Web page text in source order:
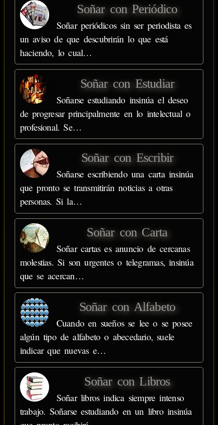
Soñar con Periódico
Soñar periódicos sin ser periodista es
un aviso de que descubrirán lo que está
haciendo, lo cual…
Soñar con Estudiar
Soñarse estudiando insinúa el deseo
de progresar principalmente en lo intelectual o
profesional. Se…
Soñar con Escribir
Soñarse escribiendo una carta insinúa
que pronto se transmitirán noticias a otras
personas. Si la…
Soñar con Carta
Soñar cartas es anuncio de cercanas
molestias. Si son urgentes o telegramas, insinúa
que se acercan…
Soñar con Alfabeto
Cuando en sueños se lee o se posee
algún tipo de alfabeto o abecedario, suele
indicar que nuevas e…
Soñar con Libros
Soñar libros indica siempre intenso
trabajo. Soñarse estudiando en un libro insinúa